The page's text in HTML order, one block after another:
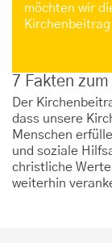
möchten wir
7 Fakten
Der
dass unsere
Menschen
und soziale
christliche
weiterhin